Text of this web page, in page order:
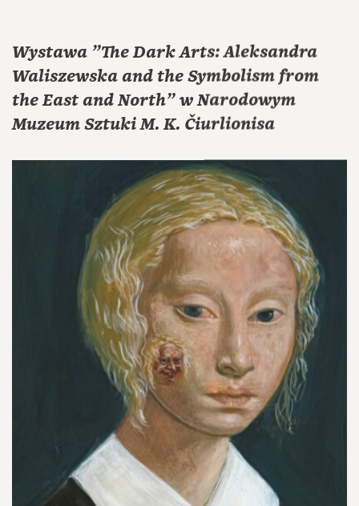
Wystawa "The Dark Arts: Aleksandra
Waliszewska and the Symbolism from
the East and North" w Narodowym
Muzeum Sztuki M. K. Čiurlionisa